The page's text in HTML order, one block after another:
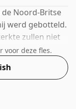
de Noord-Britse
werd gebotteld.
zullen niet
die een
voor deze fles.